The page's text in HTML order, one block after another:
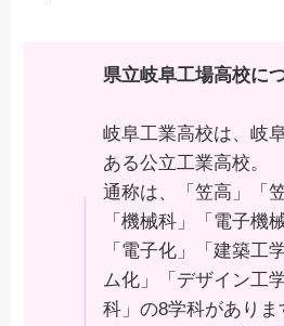
県立岐阜工場高校に
岐阜工業高校は、岐
ある公立工業高校。
通称は、「笠高」「
「機械科」「電子機
「電子化」「建築工
ム化」「デザイン工
科」の8学科がありま